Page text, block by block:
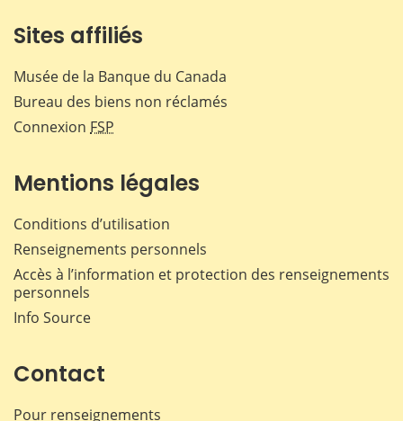
Sites affiliés
Musée de la Banque du Canada
Bureau des biens non réclamés
Connexion FSP
Mentions légales
Conditions d’utilisation
Renseignements personnels
Accès à l’information et protection des renseignements
personnels
Info Source
Contact
Pour renseignements